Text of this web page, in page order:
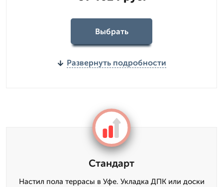
Выбрать
Развернуть подробности
Стандарт
Настил пола террасы в Уфе. Укладка ДПК или доски